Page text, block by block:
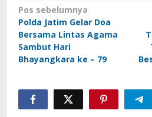
Navigasi
pos
Pos sebelumnya
Polda Jatim Gelar Doa
Bersama Lintas Agama
Sambut Hari
Bhayangkara ke – 79